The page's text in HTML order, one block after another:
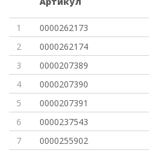
1 0000262173
2
0000262174
3
0000207389
4
0000207390
5
0000207391
6
0000237543
7
0000255902